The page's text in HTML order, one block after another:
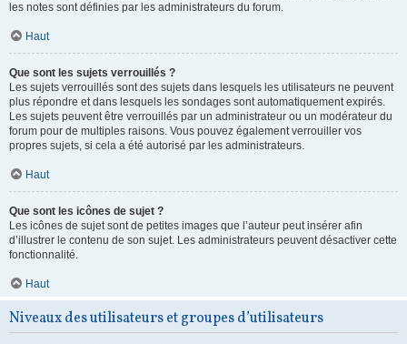
les notes sont définies par les administrateurs du forum.
Haut
Que sont les sujets verrouillés ?
Les sujets verrouillés sont des sujets dans lesquels les utilisateurs ne peuvent
plus répondre et dans lesquels les sondages sont automatiquement expirés.
Les sujets peuvent être verrouillés par un administrateur ou un modérateur du
forum pour de multiples raisons. Vous pouvez également verrouiller vos
propres sujets, si cela a été autorisé par les administrateurs.
Haut
Que sont les icônes de sujet ?
Les icônes de sujet sont de petites images que l’auteur peut insérer afin
d’illustrer le contenu de son sujet. Les administrateurs peuvent désactiver cette
fonctionnalité.
Haut
Niveaux des utilisateurs et groupes d’utilisateurs